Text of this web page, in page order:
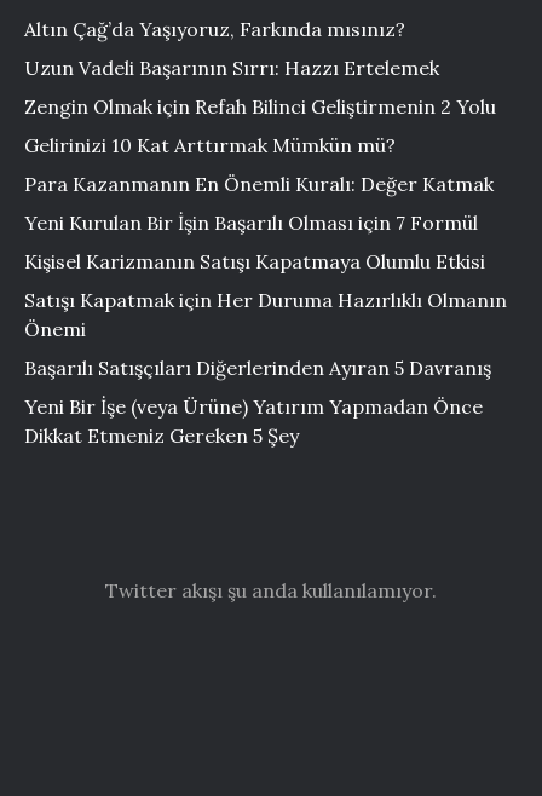
Altın Çağ’da Yaşıyoruz, Farkında mısınız?
Uzun Vadeli Başarının Sırrı: Hazzı Ertelemek
Zengin Olmak için Refah Bilinci Geliştirmenin 2 Yolu
Gelirinizi 10 Kat Arttırmak Mümkün mü?
Para Kazanmanın En Önemli Kuralı: Değer Katmak
Yeni Kurulan Bir İşin Başarılı Olması için 7 Formül
Kişisel Karizmanın Satışı Kapatmaya Olumlu Etkisi
Satışı Kapatmak için Her Duruma Hazırlıklı Olmanın
Önemi
Başarılı Satışçıları Diğerlerinden Ayıran 5 Davranış
Yeni Bir İşe (veya Ürüne) Yatırım Yapmadan Önce
Dikkat Etmeniz Gereken 5 Şey
Twitter akışı şu anda kullanılamıyor.